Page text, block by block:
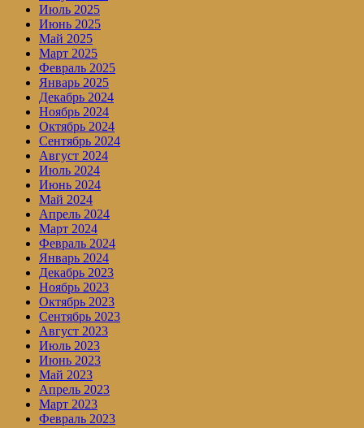
Июль 2025
Июнь 2025
Май 2025
Март 2025
Февраль 2025
Январь 2025
Декабрь 2024
Ноябрь 2024
Октябрь 2024
Сентябрь 2024
Август 2024
Июль 2024
Июнь 2024
Май 2024
Апрель 2024
Март 2024
Февраль 2024
Январь 2024
Декабрь 2023
Ноябрь 2023
Октябрь 2023
Сентябрь 2023
Август 2023
Июль 2023
Июнь 2023
Май 2023
Апрель 2023
Март 2023
Февраль 2023